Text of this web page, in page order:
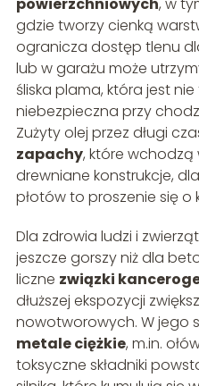
powierzchniowych, w
gdzie tworzy cienką
ogranicza dostęp tlenu
lub w garażu może
śliska plama, która jest
niebezpieczna przy
Zużyty olej przez długi
zapachy, które wchodzą
drewniane konstrukcje,
płotów to proszenie się o
Dla zdrowia ludzi i
jeszcze gorszy niż dla
liczne związki
dłuższej ekspozycji
nowotworowych. W jego
metale ciężkie, m.in.
toksyczne składniki